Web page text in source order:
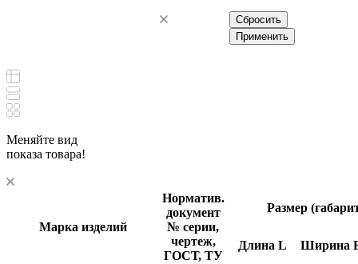
Сбросить
Применить
Меняйте вид
показа товара!
Марка изделий
Норматив.
документ
№ серии,
чертеж,
ГОСТ, ТУ
Размер
Длина L Ширина